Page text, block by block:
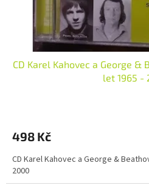
CD Karel Kahovec a George &
let 1965 -
498 Kč
CD Karel Kahovec a George &
2000